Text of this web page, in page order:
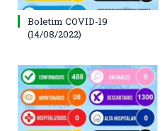
Boletim COVID-19
(14/08/2022)